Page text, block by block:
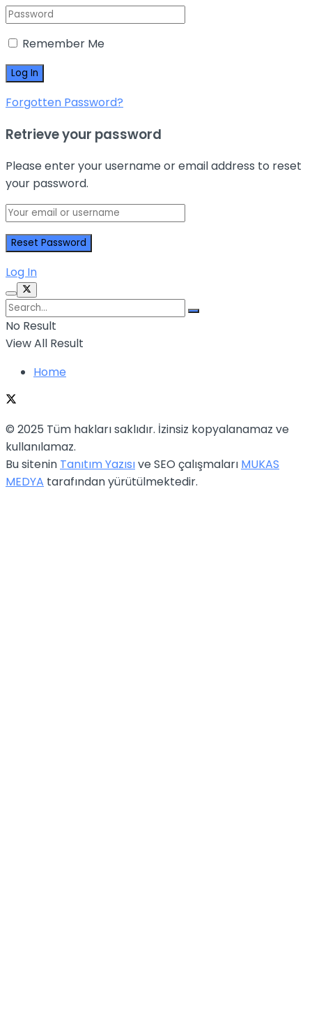
Remember Me
Forgotten Password?
Retrieve your password
Please enter your username or email address to reset
your password.
Log In
No Result
View All Result
Home
© 2025 Tüm hakları saklıdır. İzinsiz kopyalanamaz ve
kullanılamaz.
Bu sitenin Tanıtım Yazısıve SEO çalışmaları MUKAS
MEDYA tarafından yürütülmektedir.